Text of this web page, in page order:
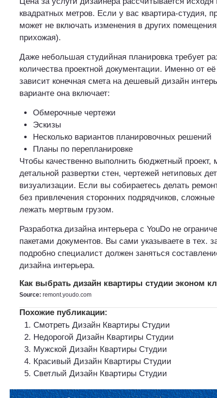
квадратных метров. Если у вас квартира-студия,
может не включать изменения в других
прихожая).
Даже небольшая студийная планировка требует
количества проектной документации. Именно от
зависит конечная смета на дешевый дизайн
варианте она включает:
Обмерочные чертежи
Эскизы
Несколько вариантов планировочных решений
Планы по перепланировке
Чтобы качественно выполнить бюджетный проект,
детальной развертки стен, чертежей нетиповых
визуализации. Если вы собираетесь делать
без привлечения сторонних подрядчиков, сложные
лежать мертвым грузом.
Разработка дизайна интерьера с YouDo не
пакетами документов. Вы сами указываете в тех.
подробно специалист должен заняться
дизайна интерьера.
Как выбрать дизайн квартиры студии эконом
Source: remont.youdo.com
Похожие публикации:
Смотреть Дизайн Квартиры Студии
Недорогой Дизайн Квартиры Студии
Мужской Дизайн Квартиры Студии
Красивый Дизайн Квартиры Студии
Светлый Дизайн Квартиры Студии